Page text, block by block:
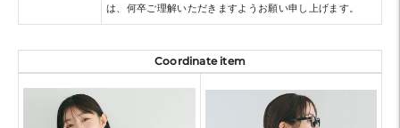
は、何卒ご理解いただきますようお願い申し上げます。
Coordinate item